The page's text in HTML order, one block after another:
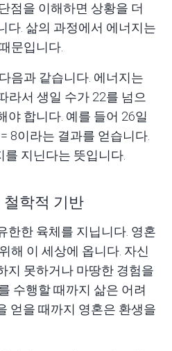
점을 이해하면 상황을 더
다. 삶의 과정에서 에너지는
문입니다.
음과 같습니다. 에너지는
라서 생일 수가 22를 넘으
야 합니다. 예를 들어 26일
8이라는 결과를 얻습니다.
지닌다는 뜻입니다.
학적 기반
한한 육체를 지닙니다. 영혼
해 이 세상에 옵니다. 자신
지 못하거나 마땅한 경험을
수행할 때까지 삶은 어려
얻을 때까지 영혼은 환생을